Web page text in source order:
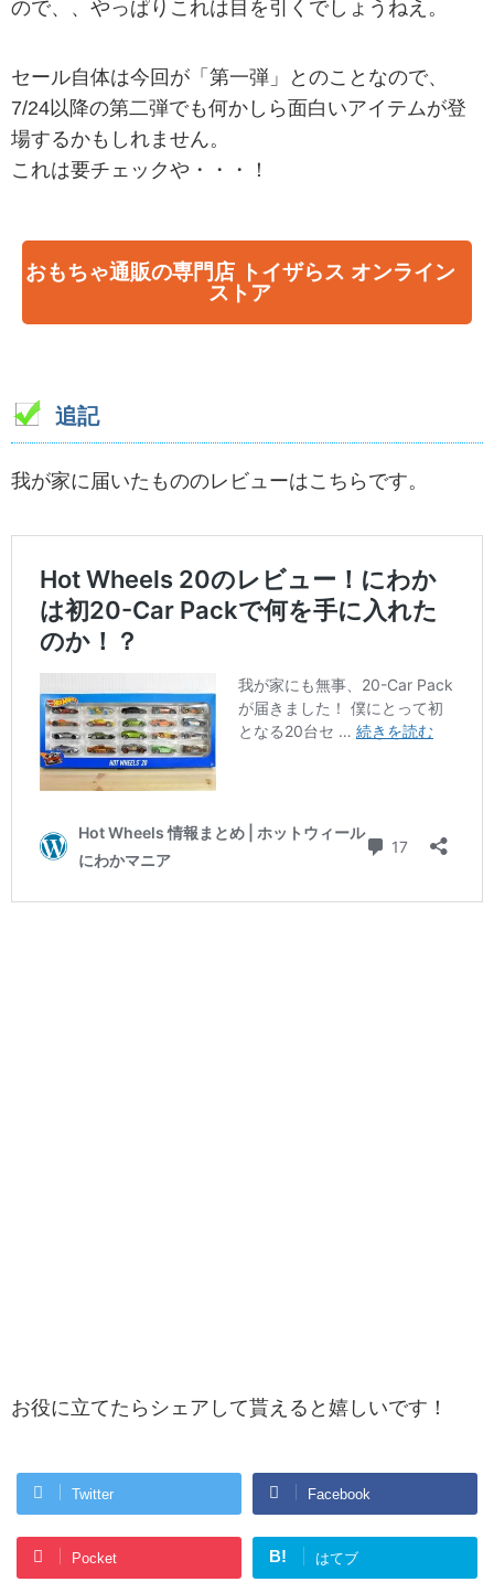
ので、、やっぱりこれは目を引くでしょうねえ。
セール自体は今回が「第一弾」とのことなので、
7/24以降の第二弾でも何かしら面白いアイテムが登
場するかもしれません。
これは要チェックや・・・！
おもちゃ通販の専門店 トイザらス オンライン
ストア
追記
我が家に届いたもののレビューはこちらです。
お役に立てたらシェアして貰えると嬉しいです！
Twitter Facebook
Pocket B! はてブ